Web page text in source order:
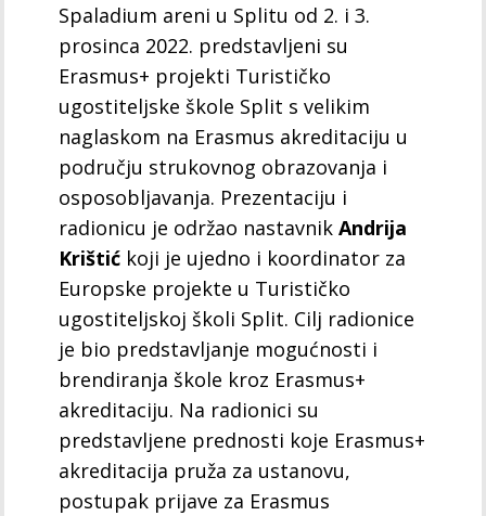
Spaladium areni u Splitu od 2. i 3.
prosinca 2022. predstavljeni su
Erasmus+ projekti Turističko
ugostiteljske škole Split s velikim
naglaskom na Erasmus akreditaciju u
području strukovnog obrazovanja i
osposobljavanja. Prezentaciju i
radionicu je održao nastavnikAndrija
Krištić koji je ujedno i koordinator za
Europske projekte u Turističko
ugostiteljskoj školi Split. Cilj radionice
je bio predstavljanje mogućnosti i
brendiranja škole kroz Erasmus+
akreditaciju. Na radionici su
predstavljene prednosti koje Erasmus+
akreditacija pruža za ustanovu,
postupak prijave za Erasmus